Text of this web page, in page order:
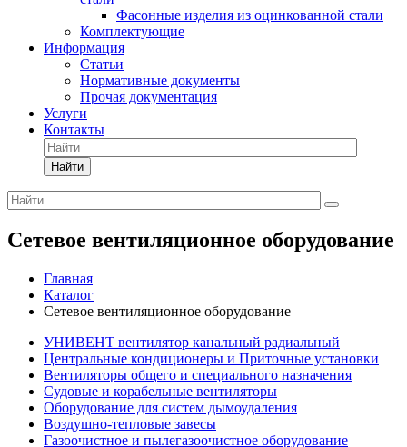
Фасонные изделия из оцинкованной стали
Комплектующие
Информация
Статьи
Нормативные документы
Прочая документация
Услуги
Контакты
Найти
Сетевое вентиляционное оборудование
Главная
Каталог
Сетевое вентиляционное оборудование
УНИВЕНТ вентилятор канальный радиальный
Центральные кондиционеры и Приточные установки
Вентиляторы общего и специального назначения
Судовые и корабельные вентиляторы
Оборудование для систем дымоудаления
Воздушно-тепловые завесы
Газоочистное и пылегазоочистное оборудование